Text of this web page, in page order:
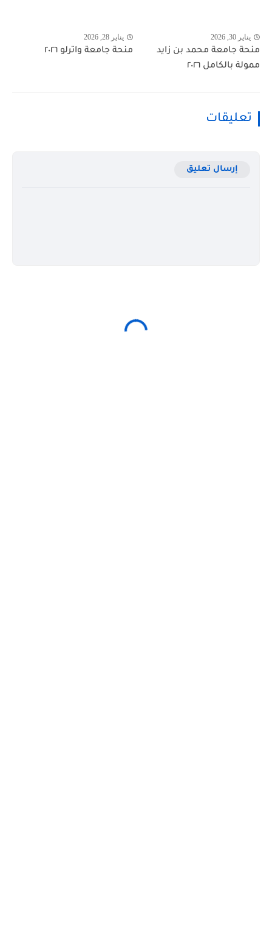
يناير 30, 2026
منحة جامعة محمد بن زايد
ممولة بالكامل ٢٠٢٦
يناير 28, 2026
منحة جامعة واترلو ٢٠٢٦
تعليقات
إرسال تعليق